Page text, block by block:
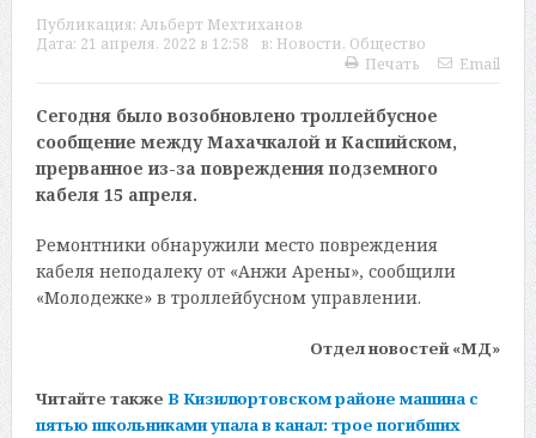
Публикация: Альберт Мехтиханов
Дата: 21 апреля, 2022 в 12:58 в: Новости, Общество
Печать
Email
Сегодня было возобновлено троллейбусное
сообщение между Махачкалой и Каспийском,
прерванное из-за повреждения подземного
кабеля 15 апреля.
Ремонтники обнаружили место повреждения
кабеля неподалеку от «Анжи Арены», сообщили
«Молодежке» в троллейбусном управлении.
Отдел новостей «МД»
Читайте также В Кизилюртовском районе машина с
пятью школьниками упала в канал: трое погибших